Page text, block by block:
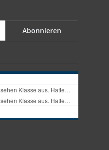
Abonnieren